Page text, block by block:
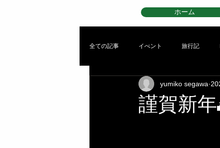
ホーム
全ての記事 イべント 旅行記
謹賀新
yumiko segawa